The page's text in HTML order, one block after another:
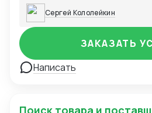
Сергей Кололейкин
Написать
ЗАКАЗАТЬ